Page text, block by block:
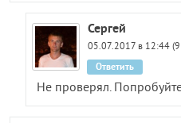
Сергей
05.07.2017 в 12:44 (9
Не проверял.
Ответить